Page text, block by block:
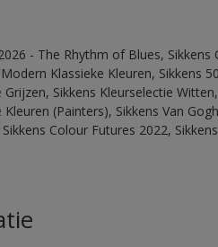
- The Rhythm of Blues, Sikkens
Klassieke Kleuren, Sikkens
Grijzen, Sikkens Kleurselectie
(Painters), Sikkens Van
Colour Futures 2022,